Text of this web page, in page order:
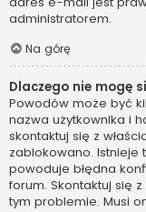
administratorem.
Na górę
Dlaczego nie mogę
Powodów może być
nazwa użytkownika i
skontaktuj się z
zablokowano.
powoduje błędna
forum. Skontaktuj się
tym problemie. Musi